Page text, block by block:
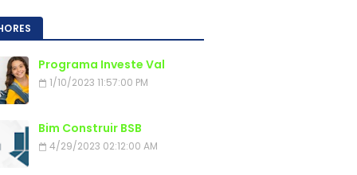
Programa Investe Val
1/10/2023 11:57:00 PM
Bim Construir BSB
4/29/2023 02:12:00 AM